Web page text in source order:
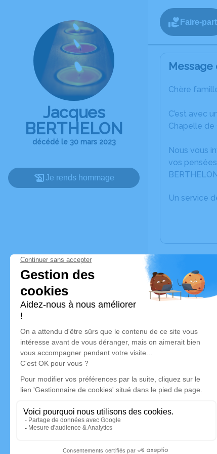
Jacques
BERTHELON
décédé le 30 mars 2023
Je rends hommage
Faire-part
Message
Chère
C’est avec
Chapelle de
Nous vous
vos
Un service
Déroulé
Le
Centre